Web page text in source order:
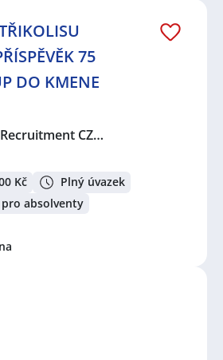
75
DO KMENE
CZ…
Kč
Plný úvazek
absolventy